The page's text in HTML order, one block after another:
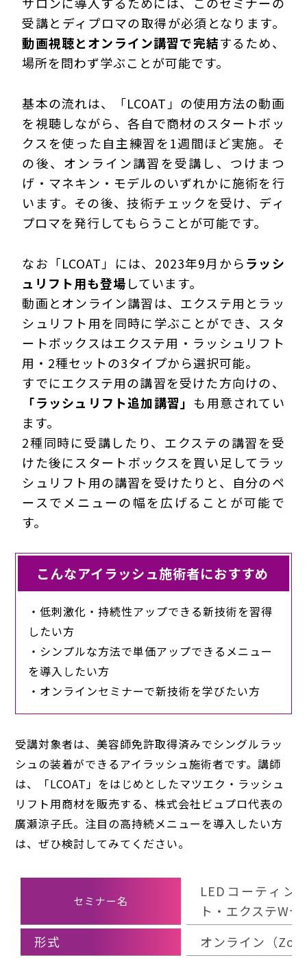
受講とディプロマの取得が必須となります。
動画視聴とオンライン講習で完結するため、
場所を問わず学ぶことが可能です。
基本の流れは、「LCOAT」の使用方法の動画
を視聴しながら、各自で商材のスタートボッ
クスを使った自主練習を1週間ほど実施。そ
の後、オンライン講習を受講し、つけまつ
げ・マネキン・モデルのいずれかに施術を行
います。その後、技術チェックを受け、ディ
プロマを発行してもらうことが可能です。
なお「LCOAT」には、2023年9月からラッシ
ュリフト用も登場しています。
動画とオンライン講習は、エクステ用とラッ
シュリフト用を同時に学ぶことができ、スタ
ートボックスはエクステ用・ラッシュリフト
用・2種セットの3タイプから選択可能。
すでにエクステ用の講習を受けた方向けの、
「ラッシュリフト追加講習」 も用意されてい
ます。
2種同時に受講したり、エクステの講習を受
けた後にスタートボックスを買い足してラッ
シュリフト用の講習を受けたりと、自分のペ
ースでメニューの幅を広げることが可能で
す。
こんなアイラッシュ施術者におすすめ
・低刺激化・持続性アップできる新技術を習得
したい方
・シンプルな方法で単価アップできるメニュー
を導入したい方
・オンラインセミナーで新技術を学びたい方
受講対象者は、美容師免許取得済みでシングルラッ
シュの装着ができるアイラッシュ施術者です。講師
は、「LCOAT」をはじめとしたマツエク・ラッシュ
リフト用商材を販売する、株式会社ビュプロ代表の
廣瀬涼子氏。注目の高持続メニューを導入したい方
は、ぜひ検討してみてください。
セミナー名
LEDコーティン
ト・エクステW
形式
オンライン（